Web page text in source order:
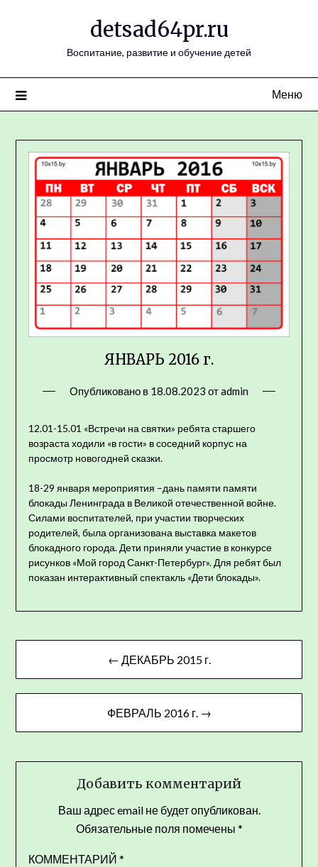
detsad64pr.ru
Воспитание, развитие и обучение детей
Меню
ЯНВАРЬ 2016 г.
Опубликовано в 18.08.2023 отadmin
12.01-15.01 «Встречи на святки» ребята старшего
возраста ходили «в гости» в соседний корпус на
просмотр новогодней сказки.
18-29 января мероприятия –дань памяти памяти
блокады Ленинграда в Великой отечественной войне.
Силами воспитателей, при участии творческих
родителей, была организована выставка макетов
блокадного города. Дети приняли участие в конкурсе
рисунков «Мой город Санкт-Петербург». Для ребят был
показан интерактивный спектакль «Дети блокады».
Навигация
по
← ДЕКАБРЬ 2015 г.
ФЕВРАЛЬ 2016 г. →
Добавить комментарий
Ваш адрес email не будет опубликован.
Обязательные поля помечены *
КОММЕНТАРИЙ *